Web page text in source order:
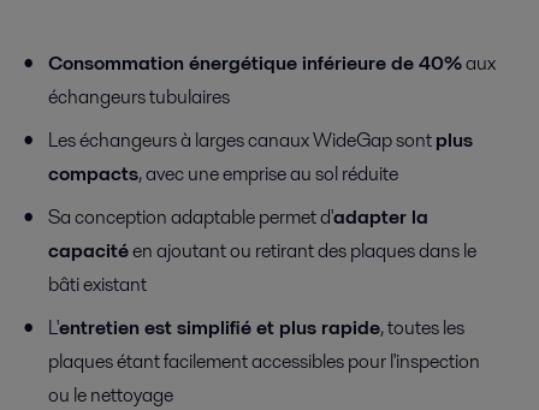
Consommation énergétique inférieure de 40%aux
échangeurs tubulaires
Les échangeurs à larges canaux WideGap sontplus
compacts, avec une emprise au sol réduite
Sa conception adaptable permet d'adapter la
capacitéen ajoutant ou retirant des plaques dans le
bâti existant
L'entretien est simplifié et plus rapide, toutes les
plaques étant facilement accessibles pour l'inspection
ou le nettoyage